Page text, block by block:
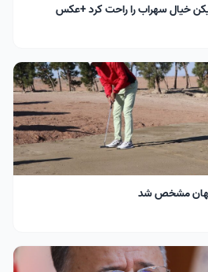
خیال سهراب را راحت کرد +عکس
مشخص شد